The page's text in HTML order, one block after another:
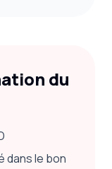
du
dans le bon